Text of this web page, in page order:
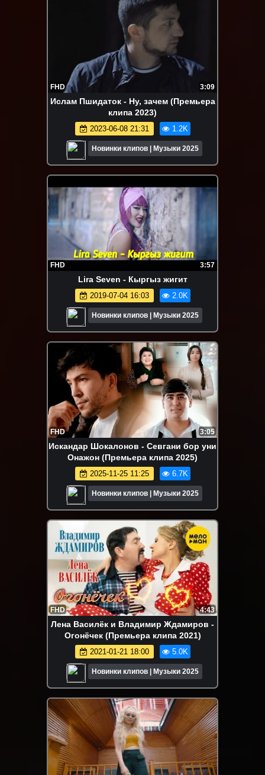
FHD 3:09
Ислам Пшидаток - Ну, зачем (Премьера
клипа 2023)
2023-06-08 21:31 1.2K
Новинки клипов | Музыки 2025
FHD 3:57
Lira Seven - Кыргыз жигит
2019-07-04 16:03 2.0K
Новинки клипов | Музыки 2025
FHD 3:05
Искандар Шокалонов - Севгани бор уни
Онажон (Премьера клипа 2025)
2025-11-25 11:25 6.7K
Новинки клипов | Музыки 2025
FHD 4:43
Лена Василёк и Владимир Ждамиров -
Огонёчек (Премьера клипа 2021)
2021-01-21 18:00 5.0K
Новинки клипов | Музыки 2025